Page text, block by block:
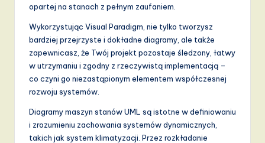
opartej na stanach z pełnym zaufaniem.
Wykorzystując Visual Paradigm, nie tylko tworzysz
bardziej przejrzyste i dokładne diagramy, ale także
zapewnicasz, że Twój projekt pozostaje śledzony, łatwy
w utrzymaniu i zgodny z rzeczywistą implementacją –
co czyni go niezastąpionym elementem współczesnej
rozwoju systemów.
Diagramy maszyn stanów UML są istotne w definiowaniu
i zrozumieniu zachowania systemów dynamicznych,
takich jak system klimatyzacji. Przez rozkładanie